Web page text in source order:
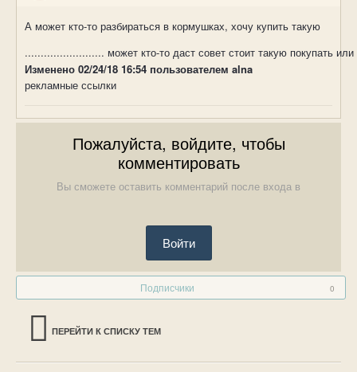
А может кто-то разбираться в кормушках, хочу купить такую
......................... может кто-то даст совет стоит такую покупать или
Изменено 02/24/18 16:54 пользователем alna
рекламные ссылки
Пожалуйста, войдите, чтобы
комментировать
Вы сможете оставить комментарий после входа в
Войти
Подписчики 0
ПЕРЕЙТИ К СПИСКУ ТЕМ